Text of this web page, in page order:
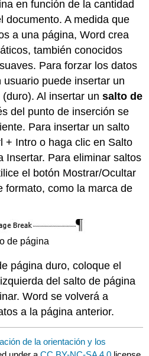
en función de la cantidad
documento. A medida que
a una página, Word crea
también conocidos
Para forzar los datos
puede insertar un
(duro). Al insertar unsalto de
del punto de inserción se
Para insertar un salto
+ Intro o haga clic en Salto
Insertar. Para eliminar saltos
el botón Mostrar/Ocultar
formato, como la marca de
de página
página duro, coloque el
del salto de página
Word se volverá a
a la página anterior.
de la orientación y los